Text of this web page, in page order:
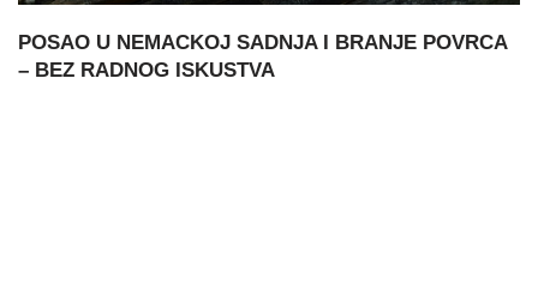
POSAO U NEMACKOJ SADNJA I BRANJE POVRCA
– BEZ RADNOG ISKUSTVA